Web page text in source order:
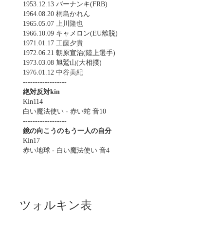
1953.12.13 バーナンキ(FRB)
1964.08.20 桐島かれん
1965.05.07 上川隆也
1966.10.09 キャメロン(EU離脱)
1971.01.17 工藤夕貴
1972.06.21 朝原宣治(陸上選手)
1973.03.08 旭鷲山(大相撲)
1976.01.12 中谷美紀
------------------
絶対反対kin
Kin114
白い魔法使い - 赤い蛇 音10
------------------
鏡の向こうのもう一人の自分
Kin17
赤い地球 - 白い魔法使い 音4
ツォルキン表